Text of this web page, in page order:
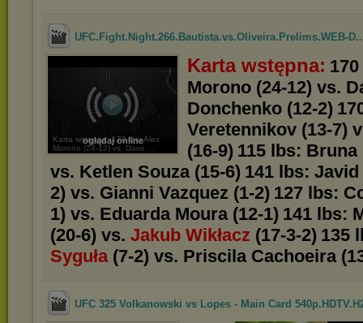
UFC.Fight.Night.266.Bautista.vs.Oliveira.Prelims.WEB-
oglądaj online
Karta wstępna: 170 lbs: Alex
Morono (24-12) vs. Danii ...
Karta wstępna:
Morono (24-12) vs.
Donchenko (12-2)
Veretennikov (13-7)
(16-9) 115 lbs: Bruna
vs. Ketlen Souza (15-6) 141 lbs:
2) vs. Gianni Vazquez (1-2) 127 lbs:
1) vs. Eduarda Moura (12-1) 141 lbs:
(20-6) vs. Jakub Wikłacz (17-3-2) 135
Syguła (7-2) vs. Priscila Cachoeira
UFC 325 Volkanowski vs Lopes - Main Card